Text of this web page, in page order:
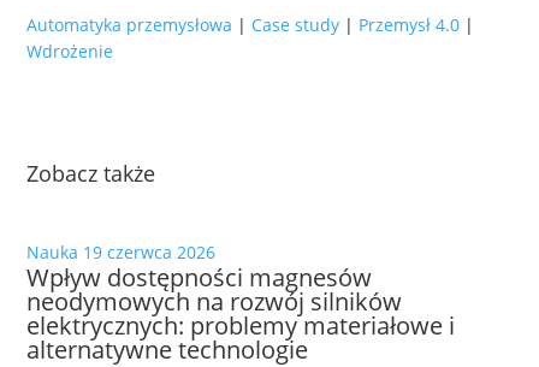
Automatyka przemysłowa | Case study | Przemysł 4.0 |
Wdrożenie
Zobacz także
Nauka 19 czerwca 2026
Wpływ dostępności magnesów
neodymowych na rozwój silników
elektrycznych: problemy materiałowe i
alternatywne technologie